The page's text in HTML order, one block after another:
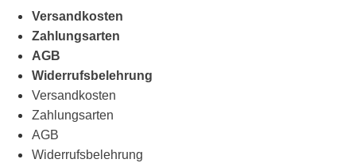
Versandkosten
Zahlungsarten
AGB
Widerrufsbelehrung
Versandkosten
Zahlungsarten
AGB
Widerrufsbelehrung